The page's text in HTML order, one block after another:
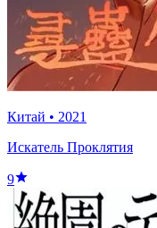
Китай • 2021
Искатель Проклятия
9